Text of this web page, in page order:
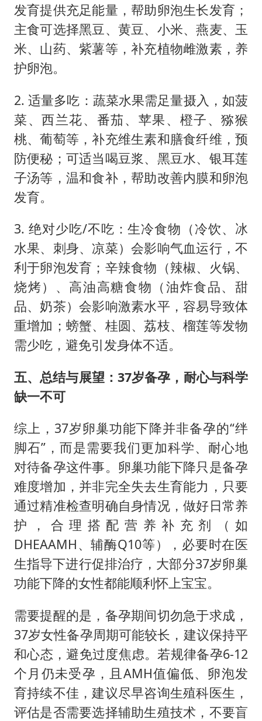
发育提供充足能量，帮助卵泡生长发育；
主食可选择黑豆、黄豆、小米、燕麦、玉
米、山药、紫薯等，补充植物雌激素，养
护卵泡。
2. 适量多吃：蔬菜水果需足量摄入，如菠
菜、西兰花、番茄、苹果、橙子、猕猴
桃、葡萄等，补充维生素和膳食纤维，预
防便秘；可适当喝豆浆、黑豆水、银耳莲
子汤等，温和食补，帮助改善内膜和卵泡
发育。
3. 绝对少吃/不吃：生冷食物（冷饮、冰
水果、刺身、凉菜）会影响气血运行，不
利于卵泡发育；辛辣食物（辣椒、火锅、
烧烤）、高油高糖食物（油炸食品、甜
品、奶茶）会影响激素水平，容易导致体
重增加；螃蟹、桂圆、荔枝、榴莲等发物
需少吃，避免引发身体不适。
五、总结与展望：37岁备孕，耐心与科学
缺一不可
综上，37岁卵巢功能下降并非备孕的“绊
脚石”，而是需要我们更加科学、耐心地
对待备孕这件事。卵巢功能下降只是备孕
难度增加，并非完全失去生育能力，只要
通过精准检查明确自身情况，做好日常养
护，合理搭配营养补充剂（如
DHEAAMH、辅酶Q10等），必要时在医
生指导下进行促排治疗，大部分37岁卵巢
功能下降的女性都能顺利怀上宝宝。
需要提醒的是，备孕期间切勿急于求成，
37岁女性备孕周期可能较长，建议保持平
和心态，避免过度焦虑。若规律备孕6-12
个月仍未受孕，且AMH值偏低、卵泡发
育持续不佳，建议尽早咨询生殖科医生，
评估是否需要选择辅助生殖技术，不要盲